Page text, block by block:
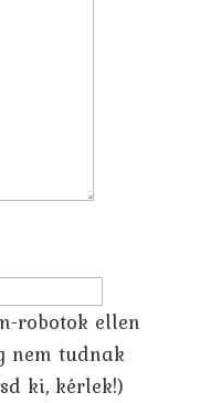
robotok ellen
nem tudnak
ki, kérlek!)